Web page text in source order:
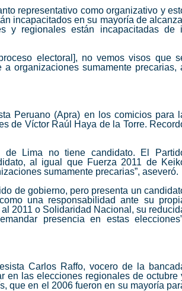
representativo como organizativo y
incapacitados en su mayoría de
y regionales están incapacitadas de
electoral], no vemos visos que
organizaciones sumamente precarias,
Peruano (Apra) en los comicios para
de Víctor Raúl Haya de la Torre.
de Lima no tiene candidato. El
al igual que Fuerza 2011 de
sumamente precarias”, aseveró.
de gobierno, pero presenta un
una responsabilidad ante su
2011 o Solidaridad Nacional, su
presencia en estas
Carlos Raffo, vocero de la
en las elecciones regionales de octubre
que en el 2006 fueron en su mayoría